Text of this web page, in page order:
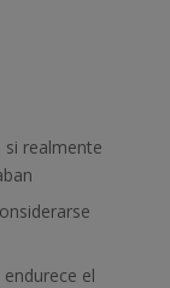
si realmente
el